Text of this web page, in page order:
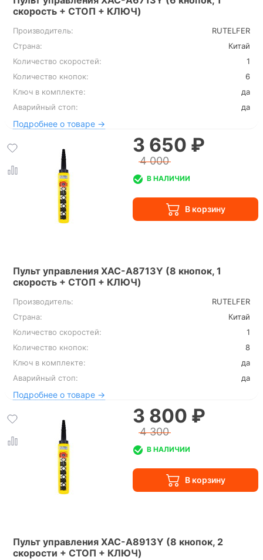
скорость + СТОП + КЛЮЧ)
Производитель:
RUTELFER
Страна:
Китай
Количество скоростей:
1
Количество кнопок:
6
Ключ в комплекте:
да
Аварийный стоп:
да
Подробнее о товаре →
Пульт управления XAC-A8713Y (8 кнопок, 1
скорость + СТОП + КЛЮЧ)
Производитель:
RUTELFER
Страна:
Китай
Количество скоростей:
1
Количество кнопок:
8
Ключ в комплекте:
да
Аварийный стоп:
да
Подробнее о товаре →
3 650 ₽
4 000
В НАЛИЧИИ
Пульт управления XAC-A8913Y (8 кнопок, 2
скорости + СТОП + КЛЮЧ)
3 800 ₽
4 300
В НАЛИЧИИ